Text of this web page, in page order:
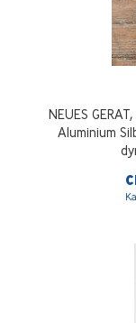
NEUES
Aluminium